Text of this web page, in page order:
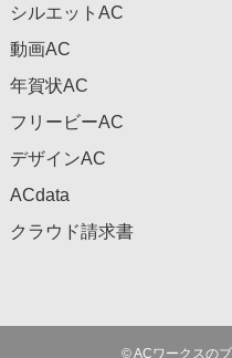
シルエットAC
動画AC
年賀状AC
フリービーAC
デザインAC
ACdata
クラウド請求書
©ACワークスの